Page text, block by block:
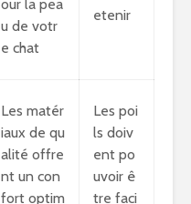
our la pea
u de votr
e chat
etenir
Les matér
iaux de qu
alité offre
nt un con
fort optim
Les poi
ls doiv
ent po
uvoir ê
tre faci